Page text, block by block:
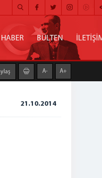
BÜLTEN
A- A+
21.10.2014